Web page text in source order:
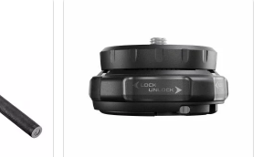
pour relier le matériel à une
de travail, un véhicule ou une